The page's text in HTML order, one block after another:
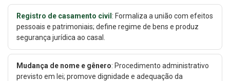
Registro de casamento civil : Formaliza a união com efeitos
pessoais e patrimoniais; define regime de bens e produz
segurança jurídica ao casal.
Mudança de nome e gênero: Procedimento administrativo
previsto em lei; promove dignidade e adequação da